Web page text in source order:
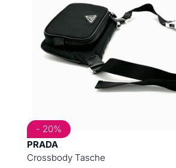
PRADA
Crossbody Tasche
- 20%